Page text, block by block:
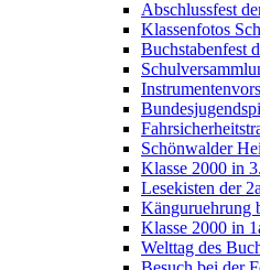
Abschlussfest
Klassenfotos
Buchstabenfest
Schönwalder
Klasse 2000 in
Lesekisten der 2a
Känguruehrung
Klasse 2000 in
Welttag des